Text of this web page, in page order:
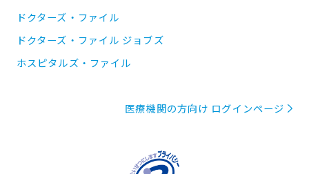
ドクターズ・ファイル
ドクターズ・ファイル ジョブズ
ホスピタルズ・ファイル
医療機関の方向け ログインページ